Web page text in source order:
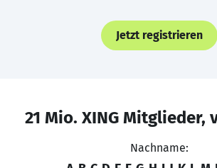
Jetzt registrieren
21 Mio. XING Mitglieder,
Nachname: